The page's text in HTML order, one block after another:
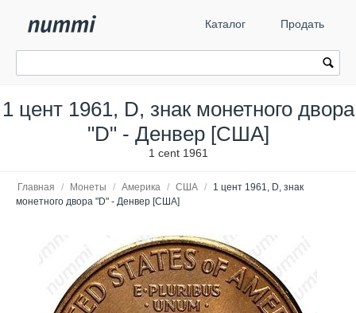
Каталог Продать
1 цент 1961, D, знак монетного двора
"D" - Денвер [США]
1 cent 1961
Главная / Монеты / Америка / США /
1 цент 1961, D, знак
монетного двора "D" - Денвер [США]